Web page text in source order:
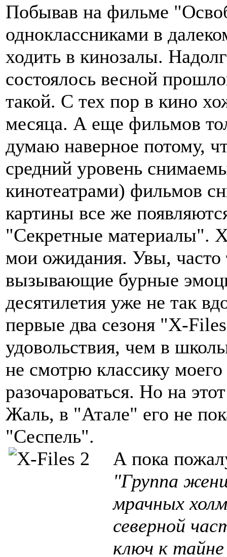
Побывав на фильме
одноклассниками в
ходить в кинозалы.
состоялось весной
такой. С тех пор в кино
месяца. А еще фильмов
думаю наверное потому,
средний уровень
кинотеатрами) фильмов
картины все же
"Секретные материалы".
мои ожидания. Увы,
вызывающие бурные
десятилетия уже не так
первые два сезоня "X-
удовольствия, чем в
не смотрю классику
разочароваться. Но на
Жаль, в "Атале" его не
"Сеспель".
А пока
"Группа
мрачных
северной
ключ к тайне